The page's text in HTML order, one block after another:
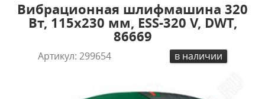
Вибрационная шлифмашина 320
Вт, 115x230 мм, ESS-320 V, DWT,
86669
Артикул:299654 в наличии